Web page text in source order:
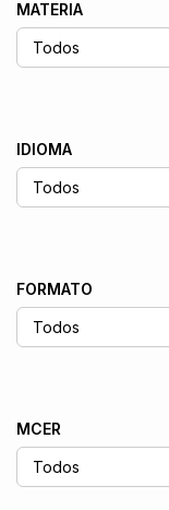
MATERIA
IDIOMA
FORMATO
MCER